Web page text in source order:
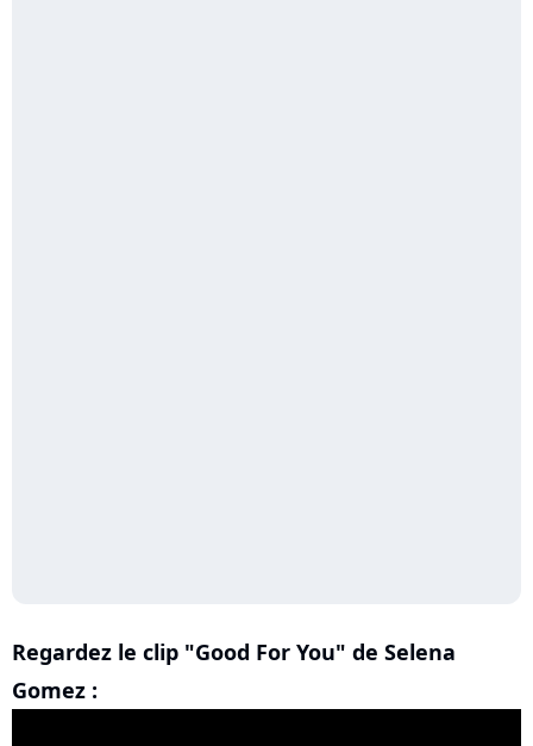
Regardez le clip "Good For You" de Selena
Gomez :